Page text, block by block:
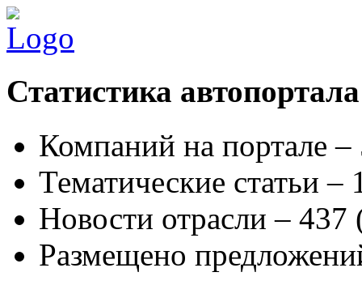
Статистика автопортала
Компаний на портале
Тематические статьи –
Новости отрасли – 437
Размещено